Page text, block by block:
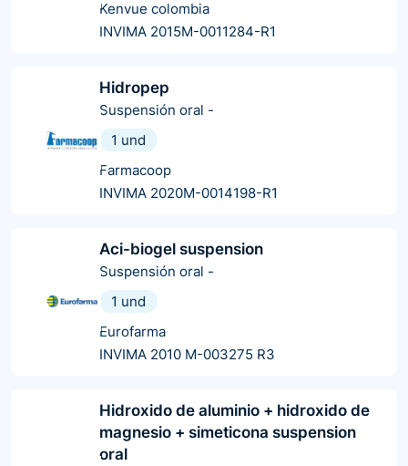
Kenvue colombia
INVIMA 2015M-0011284-R1
Hidropep
Suspensión oral -
1 und
Farmacoop
INVIMA 2020M-0014198-R1
Aci-biogel suspension
Suspensión oral -
1 und
Eurofarma
INVIMA 2010 M-003275 R3
Hidroxido de aluminio + hidroxido de
magnesio + simeticona suspension
oral